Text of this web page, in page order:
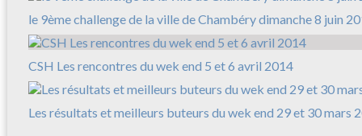
le 9ème challenge de la ville de Chambéry dimanche 8 juin
CSH Les rencontres du wek end 5 et 6 avril 2014
Les résultats et meilleurs buteurs du wek end 29 et 30 mars